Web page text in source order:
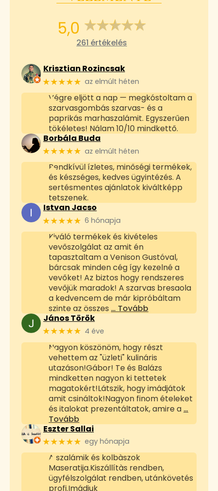
5,0
261 értékelés
Krisztian Rozincsak
★★★★★ az elmúlt héten
Végre eljött a nap — megkóstoltam a
szarvasgombás szarvas- és a
paprikás marhaszalámit. Egyszerűen
tökéletes! Nálam 10/10 mindkettő.
Borbála Buda
★★★★★ az elmúlt héten
Rendkívül ízletes, minőségi termékek,
és készséges, kedves ügyintézés. A
sertésmentes ajánlatok kiváltképp
tetszenek.
Istvan Jacso
★★★★★ 6 hónapja
Kiváló termékek és kivételes
vevőszolgálat az amit én
tapasztaltam a Venison Gustóval,
bárcsak minden cég így kezelné a
vevőket! Az biztos hogy rendszeres
vevőjük maradok! A szarvas bresaola
a kedvencem de már kipróbáltam
szinte az összes … Tovább
János Török
★★★★★ 4 éve
Nagyon köszönöm, hogy részt
vehettem az "üzleti" kulináris
utazáson!Gábor! Te és Balázs
mindketten nagyon ki tettetek
magatokért!Látszik, hogy imádjátok
amit csináltok!Nagyon finom ételeket
és italokat prezentáltatok, amire a …
Tovább
Eszter Sallai
★★★★★ egy hónapja
A szalámik és kolbàszok
Maseratija.Kiszállítàs rendben,
ügyfélszolgálat rendben, utánkövetés
profi.Imádjuk